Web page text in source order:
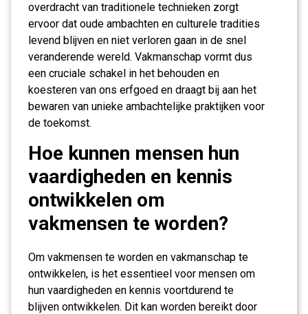
overdracht van traditionele technieken zorgt
ervoor dat oude ambachten en culturele tradities
levend blijven en niet verloren gaan in de snel
veranderende wereld. Vakmanschap vormt dus
een cruciale schakel in het behouden en
koesteren van ons erfgoed en draagt bij aan het
bewaren van unieke ambachtelijke praktijken voor
de toekomst.
Hoe kunnen mensen hun
vaardigheden en kennis
ontwikkelen om
vakmensen te worden?
Om vakmensen te worden en vakmanschap te
ontwikkelen, is het essentieel voor mensen om
hun vaardigheden en kennis voortdurend te
blijven ontwikkelen. Dit kan worden bereikt door